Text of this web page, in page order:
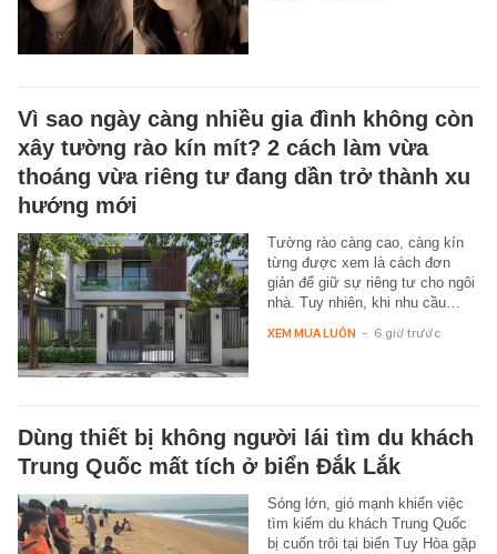
Vì sao ngày càng nhiều gia đình không còn
xây tường rào kín mít? 2 cách làm vừa
thoáng vừa riêng tư đang dần trở thành xu
hướng mới
Tường rào càng cao, càng kín
từng được xem là cách đơn
giản để giữ sự riêng tư cho ngôi
nhà. Tuy nhiên, khi nhu cầu…
XEM MUA LUÔN - 6 giờ trước
Dùng thiết bị không người lái tìm du khách
Trung Quốc mất tích ở biển Đắk Lắk
Sóng lớn, gió mạnh khiến việc
tìm kiếm du khách Trung Quốc
bị cuốn trôi tại biển Tuy Hòa gặp